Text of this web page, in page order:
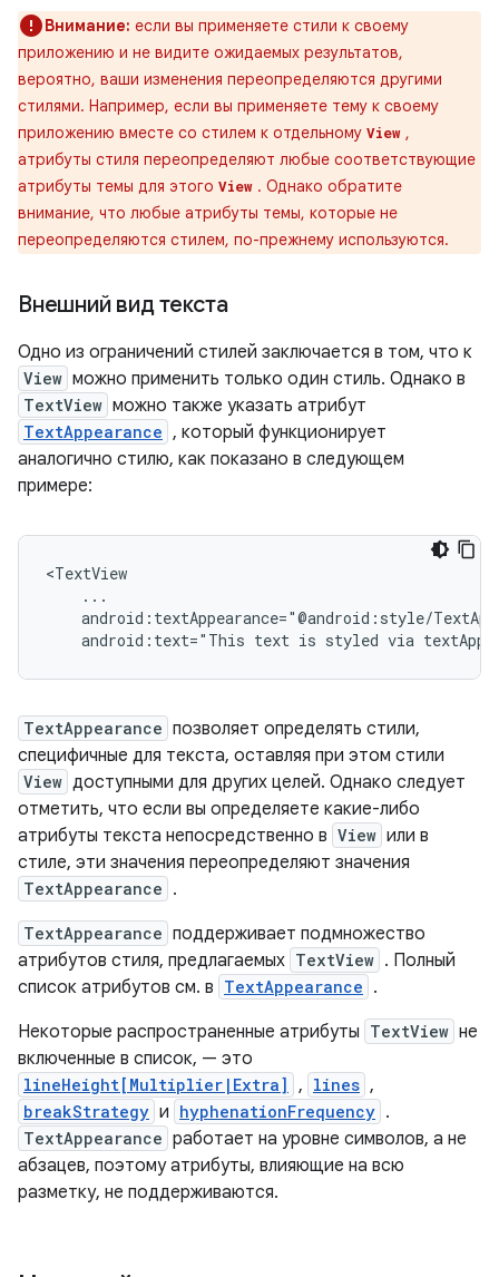
Внимание: если вы применяете стили к своему
приложению и не видите ожидаемых результатов,
вероятно, ваши изменения переопределяются другими
стилями. Например, если вы применяете тему к своему
приложению вместе со стилем к отдельному View ,
атрибуты стиля переопределяют любые соответствующие
атрибуты темы для этого View . Однако обратите
внимание, что любые атрибуты темы, которые не
переопределяются стилем, по-прежнему используются.
Внешний вид текста
Одно из ограничений стилей заключается в том, что к
View можно применить только один стиль. Однако в
TextView можно также указать атрибут
TextAppearance , который функционирует
аналогично стилю, как показано в следующем
примере:
android:text="This text is styled via
TextAppearance позволяет определять стили,
специфичные для текста, оставляя при этом стили
View доступными для других целей. Однако следует
отметить, что если вы определяете какие-либо
атрибуты текста непосредственно в View или в
стиле, эти значения переопределяют значения
TextAppearance .
TextAppearance поддерживает подмножество
атрибутов стиля, предлагаемых TextView . Полный
список атрибутов см. в TextAppearance .
Некоторые распространенные атрибуты TextView не
включенные в список, — это
lineHeight[Multiplier|Extra] , lines ,
breakStrategy и hyphenationFrequency .
TextAppearance работает на уровне символов, а не
абзацев, поэтому атрибуты, влияющие на всю
разметку, не поддерживаются.